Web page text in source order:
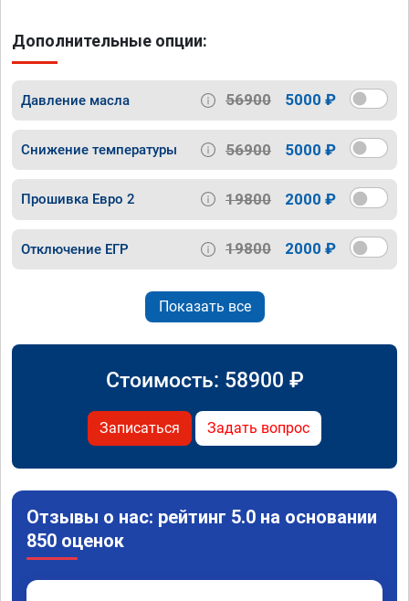
Дополнительные опции:
Давление масла 56900 5000 ₽
Снижение температуры 56900 5000 ₽
Прошивка Евро 2 19800 2000 ₽
Отключение ЕГР 19800 2000 ₽
Показать все
Стоимость: 58900 ₽
Записаться Задать вопрос
Отзывы о нас: рейтинг 5.0 на основании
850 оценок